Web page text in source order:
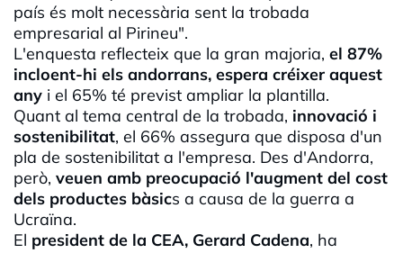
país és molt necessària sent la trobada
empresarial al Pirineu".
L'enquesta reflecteix que la gran majoria, el 87%
incloent-hi els andorrans, espera créixer aquest
any i el 65% té previst ampliar la plantilla.
Quant al tema central de la trobada, innovació i
sostenibilitat, el 66% assegura que disposa d'un
pla de sostenibilitat a l'empresa. Des d'Andorra,
però, veuen amb preocupació l'augment del cost
dels productes bàsics a causa de la guerra a
Ucraïna.
El president de la CEA, Gerard Cadena, ha